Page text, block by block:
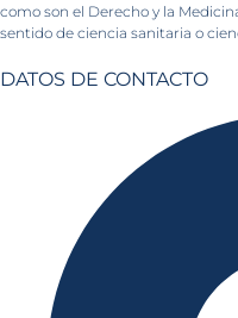
como son el Derecho y la
sentido de ciencia sanitaria o
DATOS DE CONTACTO